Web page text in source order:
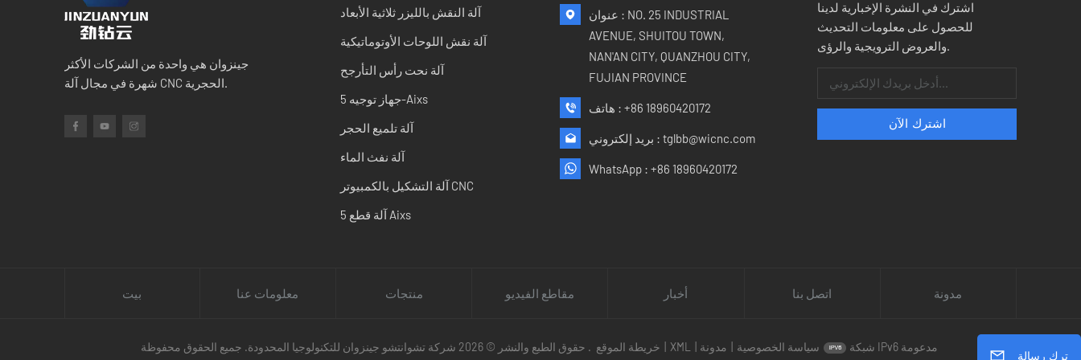
جينزوان هي واحدة من الشركات الأكثر
شهرة في مجال آلة CNC الحجرية.
آلة النقش بالليزر ثلاثية الأبعاد
آلة نقش اللوحات الأوتوماتيكية
آلة نحت رأس التأرجح
جهاز توجيه 5-Aixs
آلة تلميع الحجر
آلة نفث الماء
آلة التشكيل بالكمبيوتر CNC
آلة قطع 5 Aixs
عنوان : NO. 25 INDUSTRIAL
AVENUE, SHUITOU TOWN,
NAN'AN CITY, QUANZHOU CITY,
FUJIAN PROVINCE
هاتف : +86 18960420172
بريد إلكتروني : tglbb@wicnc.com
WhatsApp : +86 18960420172
اشترك في النشرة الإخبارية لدينا
للحصول على معلومات التحديث
والعروض الترويجية والرؤى.
بيت معلومات عنا منتجات مقاطع الفيديو أخبار اتصل بنا مدونة
حقوق الطبع والنشر © 2026 شركة تشوانتشو جينزوان للتكنولوجيا المحدودة. جميع الحقوق محفوظة . خريطة الموقع XML مدونة سياسة الخصوصية شبكة IPv6 مدعومة
ترك رسالة